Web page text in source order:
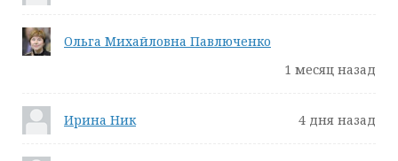
Ольга Михайловна Павлюченко
1 месяц назад
Ирина Ник 4 дня назад